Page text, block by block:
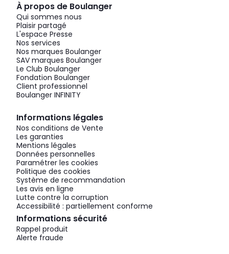
À propos de Boulanger
Qui sommes nous
Plaisir partagé
L'espace Presse
Nos services
Nos marques Boulanger
SAV marques Boulanger
Le Club Boulanger
Fondation Boulanger
Client professionnel
Boulanger INFINITY
Informations légales
Nos conditions de Vente
Les garanties
Mentions légales
Données personnelles
Paramétrer les cookies
Politique des cookies
Système de recommandation
Les avis en ligne
Lutte contre la corruption
Accessibilité : partiellement conforme
Informations sécurité
Rappel produit
Alerte fraude